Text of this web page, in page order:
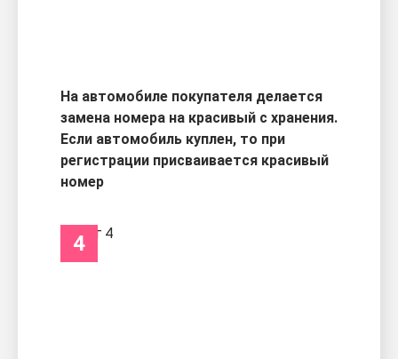
На автомобиле покупателя делается
замена номера на красивый с хранения.
Если автомобиль куплен, то при
регистрации присваивается красивый
номер
4